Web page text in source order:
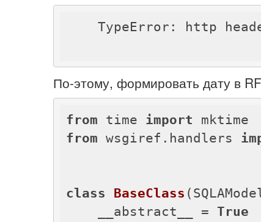
TypeError: http
По-этому, формировать дату в
from time import
from wsgiref.handlers
class BaseClass
    __abstract__ =
True